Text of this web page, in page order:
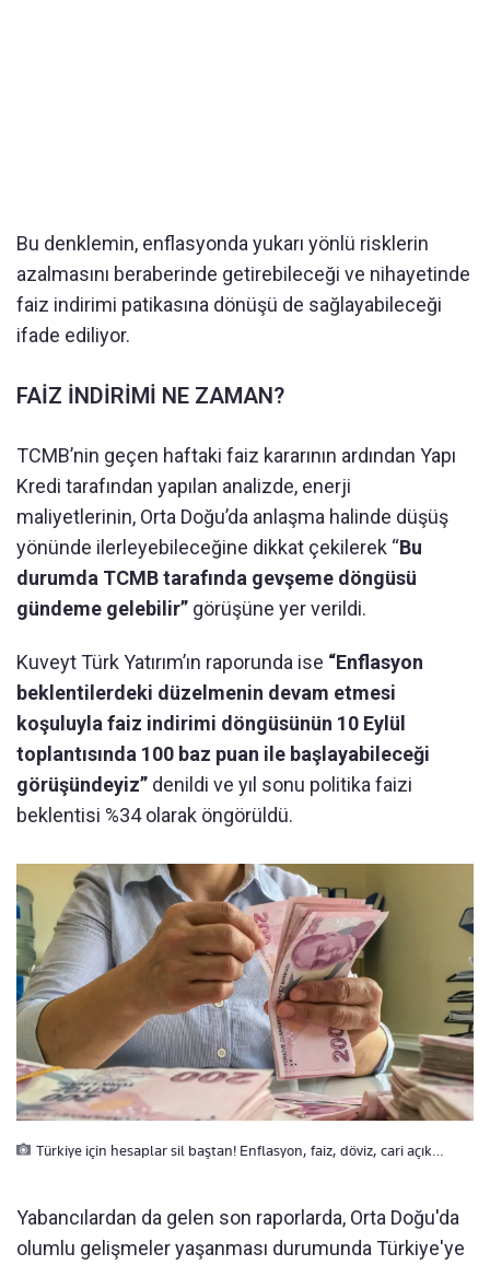
Bu denklemin, enflasyonda yukarı yönlü risklerin
azalmasını beraberinde getirebileceği ve nihayetinde
faiz indirimi patikasına dönüşü de sağlayabileceği
ifade ediliyor.
FAİZ İNDİRİMİ NE ZAMAN?
TCMB’nin geçen haftaki faiz kararının ardından Yapı
Kredi tarafından yapılan analizde, enerji
maliyetlerinin, Orta Doğu’da anlaşma halinde düşüş
yönünde ilerleyebileceğine dikkat çekilerek “Bu
durumda TCMB tarafında gevşeme döngüsü
gündeme gelebilir” görüşüne yer verildi.
Kuveyt Türk Yatırım’ın raporunda ise “Enflasyon
beklentilerdeki düzelmenin devam etmesi
koşuluyla faiz indirimi döngüsünün 10 Eylül
toplantısında 100 baz puan ile başlayabileceği
görüşündeyiz” denildi ve yıl sonu politika faizi
beklentisi %34 olarak öngörüldü.
Türkiye için hesaplar sil baştan! Enflasyon, faiz, döviz, cari açık…
Yabancılardan da gelen son raporlarda, Orta Doğu'da
olumlu gelişmeler yaşanması durumunda Türkiye'ye